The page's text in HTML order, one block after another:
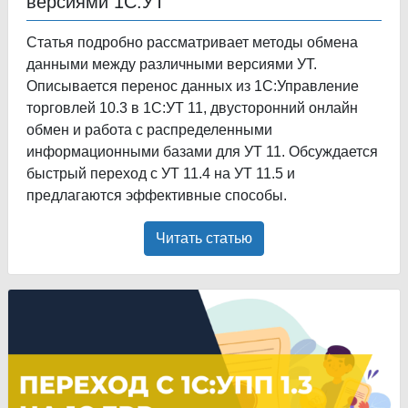
Статья подробно рассматривает методы обмена
данными между различными версиями УТ.
Описывается перенос данных из 1С:Управление
торговлей 10.3 в 1С:УТ 11, двусторонний онлайн
обмен и работа с распределенными
информационными базами для УТ 11. Обсуждается
быстрый переход с УТ 11.4 на УТ 11.5 и
предлагаются эффективные способы.
Читать статью